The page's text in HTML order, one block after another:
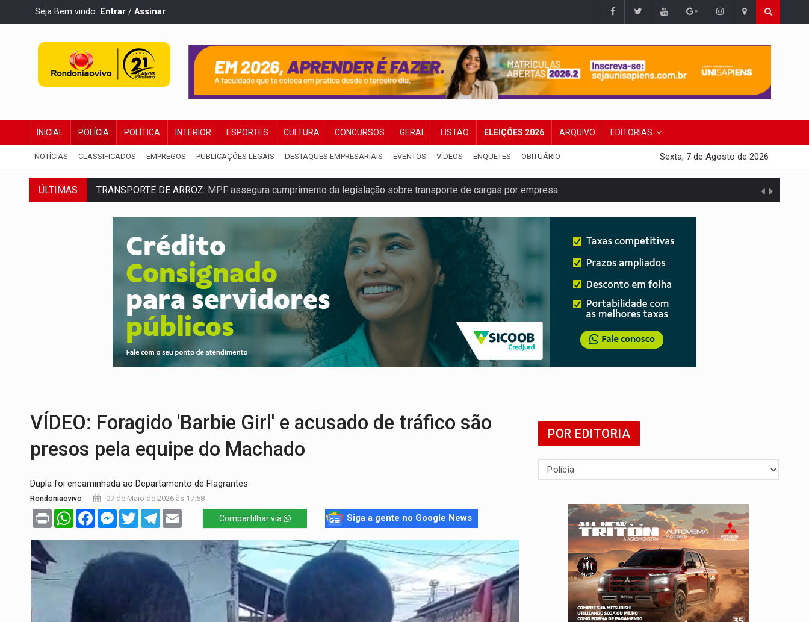
Seja Bem vindo. Entrar / Assinar
INICIAL POLÍCIA POLÍTICA INTERIOR ESPORTES CULTURA CONCURSOS GERAL LISTÃO ELEIÇÕES 2026 ARQUIVO EDITORIAS
NOTÍCIAS CLASSIFICADOS EMPREGOS PUBLICAÇÕES LEGAIS DESTAQUES EMPRESARIAIS EVENTOS VÍDEOS ENQUETES OBITUÁRIO Sexta, 7 de Agosto de 2026
ÚLTIMAS TRANSPORTE DE ARROZ: MPF assegura cumprimento da legislação sobre transporte de cargas por empresa
DEEPFAKE:Sancionada lei contra violência sexual infantil na internet e via IA
COLEGIADO:Brasil e Rússia discutem energia nuclear, defesa e ciência em Brasília
URGENTE:Colisão entre caminhão e carro deixa quatro mortos e um em estado grave na BR
ENCONTRO: Amazônia Negra ganha projeção nacional com participação de Marcela Bonfim
PREVISÃO:Porto Velho tem chances de chuvas isoladas nesta sexta-feira (7)
SINDICATOS UNIDOS:Assembleia Geral delibera greve da educação municipal em Porto Velho
PROCESSO SELETIVO:Rondoniaovivo abre oficina de Comunicação com oportunidade de integrar equipe
VÍDEO: Foragido 'Barbie Girl' e acusado de tráfico são
presos pela equipe do Machado
Dupla foi encaminhada ao Departamento de Flagrantes
Rondoniaovivo 07 de Maio de 2026 às 17:58
Print WhatsAppFacebookMessenger
TwitterTelegram Compartilhar via Siga a gente no Google News
POR EDITORIA